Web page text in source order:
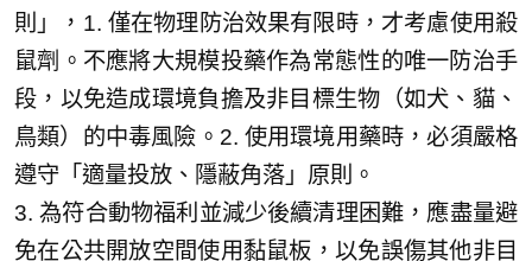
則」，1. 僅在物理防治效果有限時，才考慮使用殺
鼠劑。不應將大規模投藥作為常態性的唯一防治手
段，以免造成環境負擔及非目標生物（如犬、貓、
鳥類）的中毒風險。2. 使用環境用藥時，必須嚴格
遵守「適量投放、隱蔽角落」原則。
3. 為符合動物福利並減少後續清理困難，應盡量避
免在公共開放空間使用黏鼠板，以免誤傷其他非目